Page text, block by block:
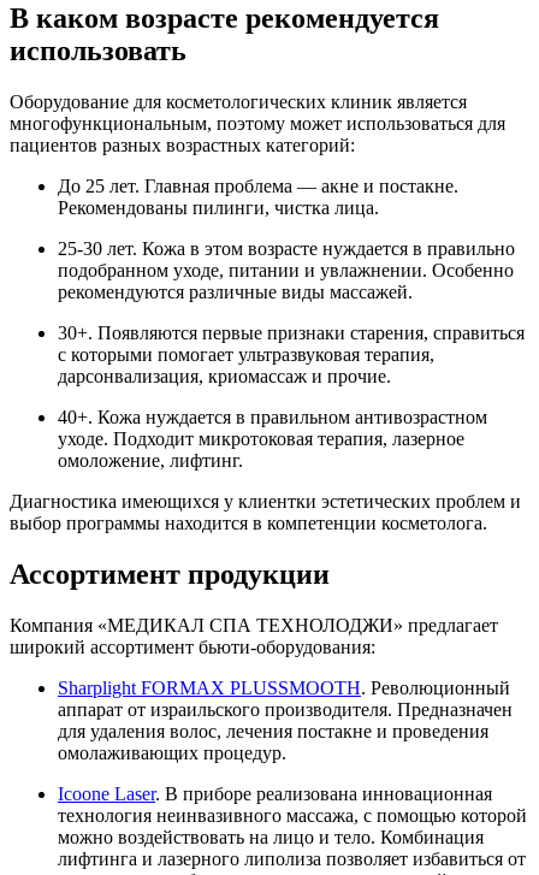
В каком возрасте рекомендуется
использовать
Оборудование для косметологических клиник является
многофункциональным, поэтому может использоваться для
пациентов разных возрастных категорий:
До 25 лет. Главная проблема — акне и постакне.
Рекомендованы пилинги, чистка лица.
25-30 лет. Кожа в этом возрасте нуждается в правильно
подобранном уходе, питании и увлажнении. Особенно
рекомендуются различные виды массажей.
30+. Появляются первые признаки старения, справиться
с которыми помогает ультразвуковая терапия,
дарсонвализация, криомассаж и прочие.
40+. Кожа нуждается в правильном антивозрастном
уходе. Подходит микротоковая терапия, лазерное
омоложение, лифтинг.
Диагностика имеющихся у клиентки эстетических проблем и
выбор программы находится в компетенции косметолога.
Ассортимент продукции
Компания «МЕДИКАЛ СПА ТЕХНОЛОДЖИ» предлагает
широкий ассортимент бьюти-оборудования:
Sharplight FORMAX PLUSSMOOTH. Революционный
аппарат от израильского производителя. Предназначен
для удаления волос, лечения постакне и проведения
омолаживающих процедур.
Icoone Laser. В приборе реализована инновационная
технология неинвазивного массажа, с помощью которой
можно воздействовать на лицо и тело. Комбинация
лифтинга и лазерного липолиза позволяет избавиться от